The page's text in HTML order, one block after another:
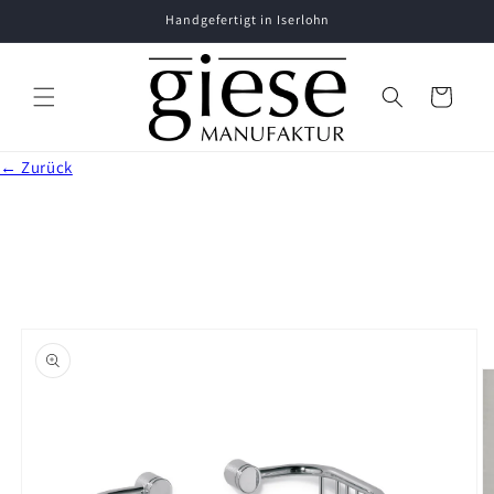
Handgefertigt in Iserlohn
Warenkorb
← Zurück